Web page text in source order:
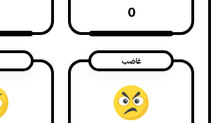
0
غاضب